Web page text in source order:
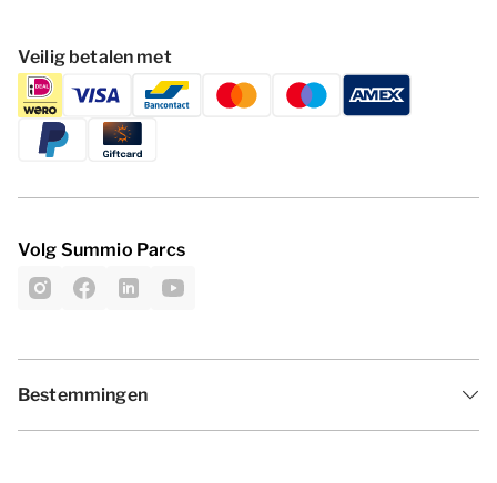
Veilig betalen met
Volg Summio Parcs
Bestemmingen